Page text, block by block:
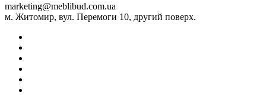
marketing@meblibud.com.ua
м. Житомир, вул. Перемоги 10, другий поверх.